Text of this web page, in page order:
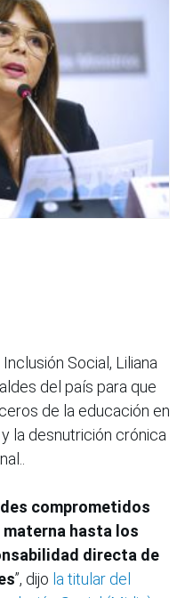
Social, Liliana
del país para que
de la educación en
la desnutrición crónica
comprometidos
hasta los
directa de
”, dijo la titular del